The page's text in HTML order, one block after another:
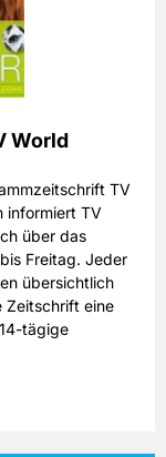
World
TV
informiert TV
über das
Freitag. Jeder
übersichtlich
Zeitschrift eine
tägige